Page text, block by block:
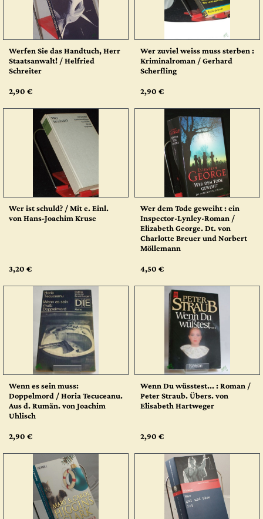
Werfen Sie das Handtuch, Herr
Staatsanwalt! / Helfried
Schreiter
2,90 €
Wer zuviel weiss muss sterben :
Kriminalroman / Gerhard
Scherfling
2,90 €
Wer ist schuld? / Mit e. Einl.
von Hans-Joachim Kruse
3,20 €
Wer dem Tode geweiht : ein
Inspector-Lynley-Roman /
Elizabeth George. Dt. von
Charlotte Breuer und Norbert
Möllemann
4,50 €
Wenn es sein muss:
Doppelmord / Horia Tecuceanu.
Aus d. Rumän. von Joachim
Uhlisch
2,90 €
Wenn Du wüsstest... : Roman /
Peter Straub. Übers. von
Elisabeth Hartweger
2,90 €